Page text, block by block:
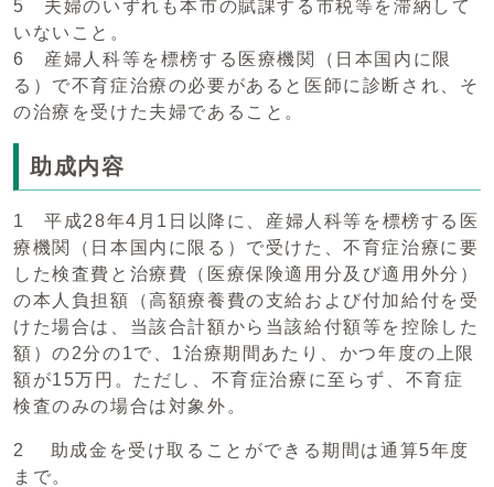
5 夫婦のいずれも本市の賦課する市税等を滞納して
いないこと。
6 産婦人科等を標榜する医療機関（日本国内に限
る）で不育症治療の必要があると医師に診断され、そ
の治療を受けた夫婦であること。
助成内容
1 平成28年4月1日以降に、産婦人科等を標榜する医
療機関（日本国内に限る）で受けた、不育症治療に要
した検査費と治療費（医療保険適用分及び適用外分）
の本人負担額（高額療養費の支給および付加給付を受
けた場合は、当該合計額から当該給付額等を控除した
額）の2分の1で、1治療期間あたり、かつ年度の上限
額が15万円。ただし、不育症治療に至らず、不育症
検査のみの場合は対象外。
2 助成金を受け取ることができる期間は通算5年度
まで。